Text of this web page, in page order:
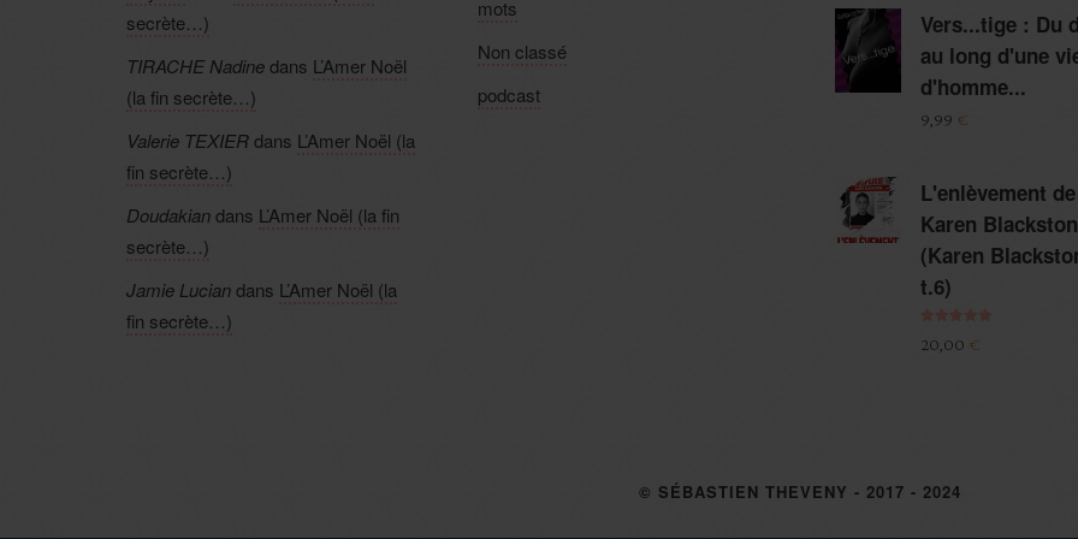
secrète…)
TIRACHE Nadinedans L’Amer Noël
(la fin secrète…)
Valerie TEXIERdans L’Amer Noël (la
fin secrète…)
Doudakiandans L’Amer Noël (la fin
secrète…)
Jamie Luciandans L’Amer Noël (la
fin secrète…)
mots
Non classé
podcast
Vers...tige : Du
au long d'une
d'homme...
9,99 €
L'enlèvement de
Karen
(Karen
t.6)
sur 5
20,00 €
© SÉBASTIEN THEVENY - 2017 - 2024